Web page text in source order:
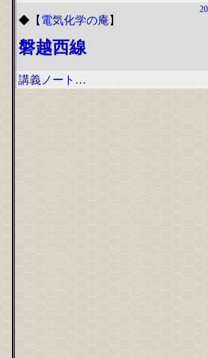
◆ 【 電気化学の庵 】
磐越西線
講義ノート…